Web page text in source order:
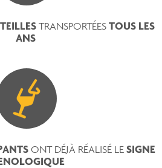
TRANSPORTÉES TOUS LES
ANS
ONT DÉJÀ RÉALISÉ LE SIGNE